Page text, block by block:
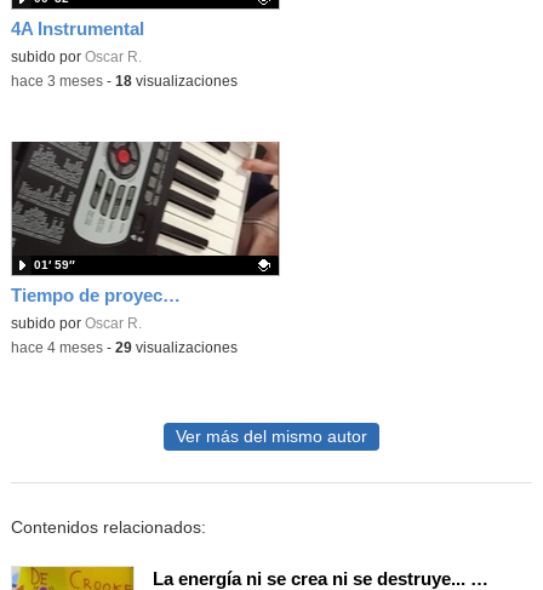
4A Instrumental
Contenido educativo.
subido por Oscar R.
-hace 3 meses- 18visualizaciones
Tiempo de proyectos musicales creativos en sexto.
Contenido educativo.
subido por Oscar R.
01′ 59″
-hace 4 meses- 29visualizaciones
Ver más del mismo autor
Contenidos relacionados:
La energía ni se crea ni se destruye... ¡se experimenta! El Tierno en la Feria Madrid es Ciencia 2026